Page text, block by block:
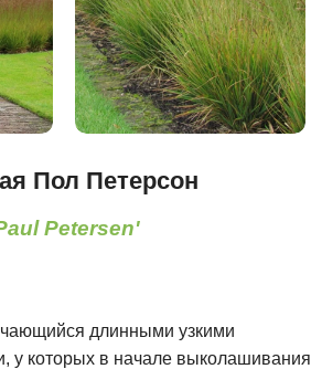
Пол Петерсон
Petersen'
длинными узкими
у которых в начале выколашивания